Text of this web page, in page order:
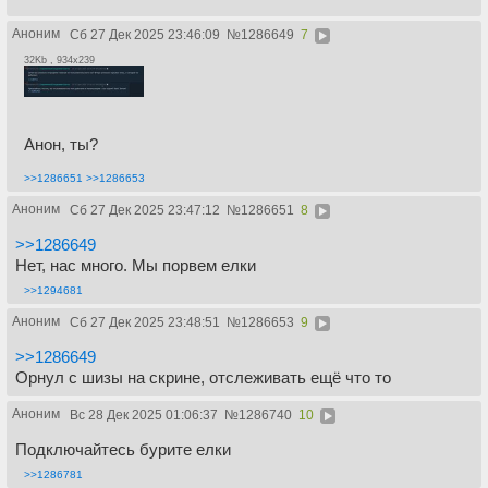
Аноним Сб 27 Дек 2025 23:46:09 №1286649 7
32Kb , 934x239
Анон, ты?
>>1286651 >>1286653
Аноним Сб 27 Дек 2025 23:47:12 №1286651 8
>>1286649
Нет, нас много. Мы порвем елки
>>1294681
Аноним Сб 27 Дек 2025 23:48:51 №1286653 9
>>1286649
Орнул с шизы на скрине, отслеживать ещё что то
Аноним Вс 28 Дек 2025 01:06:37 №1286740 10
Подключайтесь бурите елки
>>1286781